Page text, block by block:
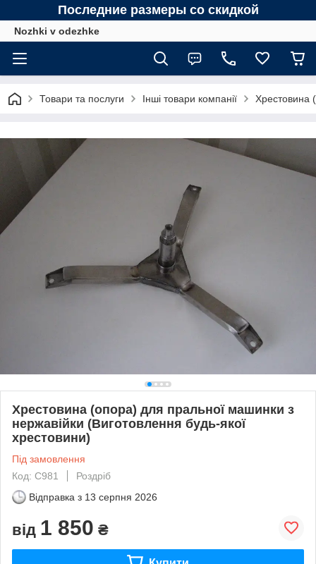
Последние размеры со скидкой
Nozhki v odezhke
Товари та послуги Інші товари компанії Хрестовина
Хрестовина (опора) для пральної машинки з
нержавійки (Виготовлення будь-якої
хрестовини)
Під замовлення
Код: С981
Роздріб
Відправка з 13 серпня 2026
від 1 850 ₴